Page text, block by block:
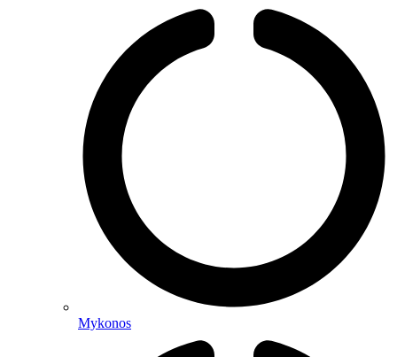
Mykonos